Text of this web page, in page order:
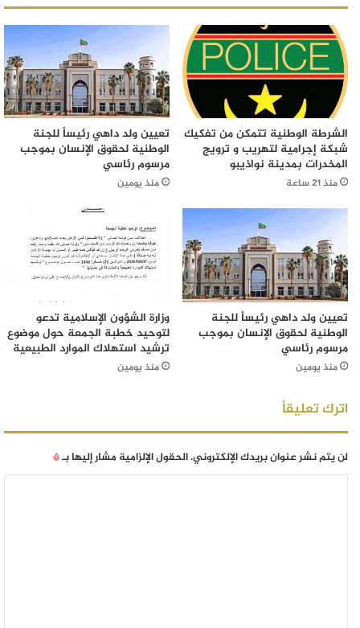
الشرطة الوطنية تتمكن من تفكيك
شبكة إجرامية لتهريب و ترويج
المخدرات بمدينة نواذيبو
منذ 21 ساعة
تعيين ولد داهي رئيساً للجنة
الوطنية لحقوق الإنسان بموجب
مرسوم رئاسي
منذ يومين
تعيين ولد داهي رئيساً للجنة
الوطنية لحقوق الإنسان بموجب
مرسوم رئاسي
منذ يومين
وزارة الشؤون الإسلامية تدعو
لتوحيد خطبة الجمعة حول موضوع
ترشيد استهلاك الموارد الطبيعية
منذ يومين
اترك تعليقاً
لن يتم نشر عنوان بريدك الإلكتروني.الحقول الإلزامية مشار إليها بـ*